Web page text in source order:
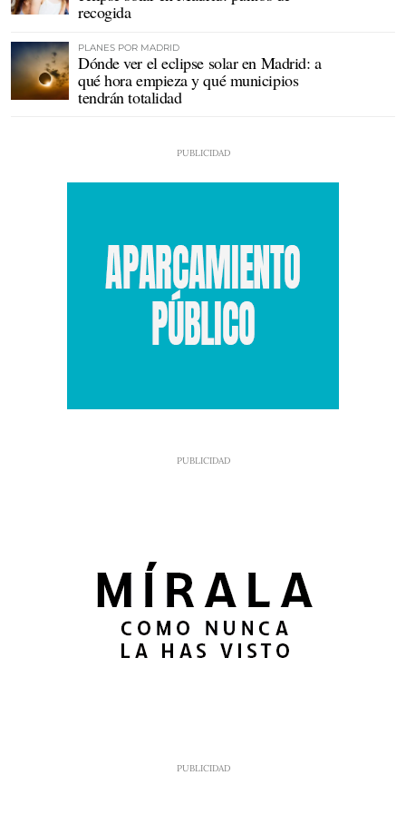
recogida
PLANES POR MADRID
Dónde ver el eclipse solar en Madrid: a
qué hora empieza y qué municipios
tendrán totalidad